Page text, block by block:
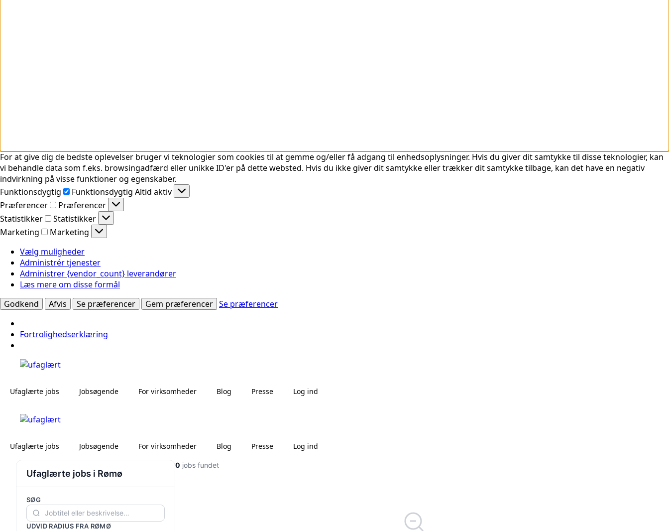
For at give dig de bedste oplevelser bruger vi teknologier som cookies til at gemme og/eller få adgang til enhedsoplysninger. Hvis du giver dit samtykke til disse teknologier, kan
vi behandle data som f.eks. browsingadfærd eller unikke ID'er på dette websted. Hvis du ikke giver dit samtykke eller trækker dit samtykke tilbage, kan det have en negativ
indvirkning på visse funktioner og egenskaber.
Funktionsdygtig
Funktionsdygtig Altid aktiv
Præferencer
Præferencer
Statistikker
Statistikker
Marketing
Marketing
Vælg muligheder
Administrér tjenester
Administrer {vendor_count} leverandører
Læs mere om disse formål
Godkend
Afvis Se præferencer Gem præferencer Se præferencer
Fortrolighedserklæring
Ufaglærte jobs Jobsøgende For virksomheder Blog Presse Log ind
Ufaglærte jobs Jobsøgende For virksomheder Blog Presse Log ind
Ufaglærte jobs i Rømø
SØG
UDVID RADIUS FRA RØMØ
0 jobs fundet